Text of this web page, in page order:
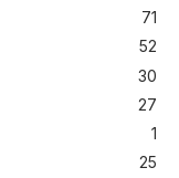
71
52
30
27
1
25